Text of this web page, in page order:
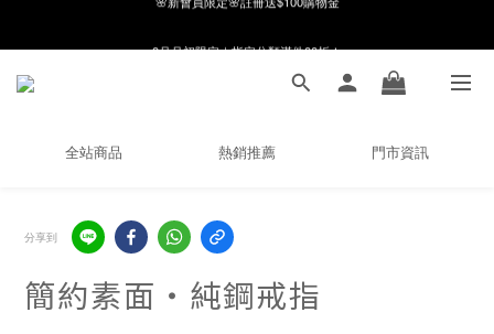
線在，好事發生｜祈願新品 第2件享9折
全站商品 熱銷推薦 門市資訊
分享到
簡約素面・純鋼戒指